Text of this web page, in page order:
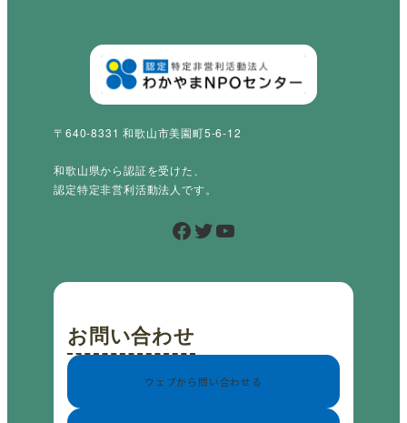
〒640-8331 和歌山市美園町5-6-12
和歌山県から認証を受けた、
認定特定非営利活動法人です。
Facebook Twitter YouTube
お問い合わせ
ウェブから問い合わせる